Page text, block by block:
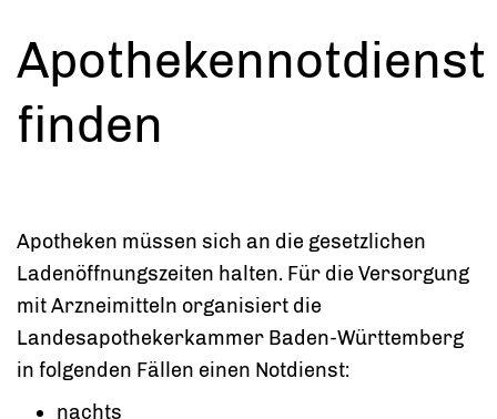
Apothekennotdienst
finden
Apotheken müssen sich an die gesetzlichen
Ladenöffnungszeiten halten. Für die Versorgung
mit Arzneimitteln organisiert die
Landesapothekerkammer Baden-Württemberg
in folgenden Fällen einen Notdienst:
nachts